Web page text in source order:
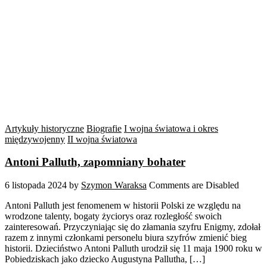
Artykuły historyczne Biografie I wojna światowa i okres
międzywojenny II wojna światowa
Antoni Palluth, zapomniany bohater
6 listopada 2024 by Szymon Waraksa Comments are Disabled
Antoni Palluth jest fenomenem w historii Polski ze względu na
wrodzone talenty, bogaty życiorys oraz rozległość swoich
zainteresowań. Przyczyniając się do złamania szyfru Enigmy, zdołał
razem z innymi członkami personelu biura szyfrów zmienić bieg
historii. Dzieciństwo Antoni Palluth urodził się 11 maja 1900 roku w
Pobiedziskach jako dziecko Augustyna Pallutha, […]